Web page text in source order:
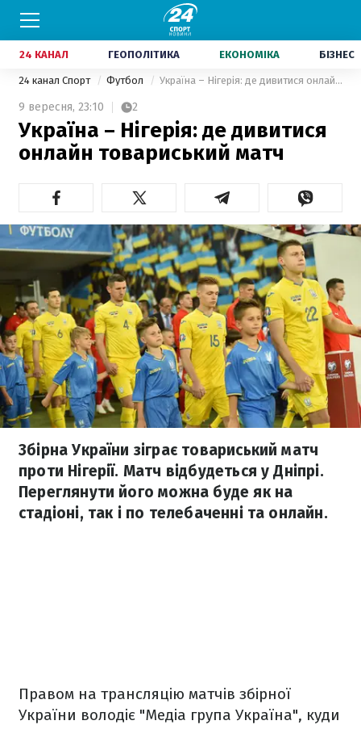
24 КАНАЛ ГЕОПОЛІТИКА ЕКОНОМІКА БІЗНЕС
24 канал Спорт Футбол Україна – Нігерія: де дивитися онлайн товариський матч
9 вересня, 23:10 2
Україна – Нігерія: де дивитися
онлайн товариський матч
Збірна України зіграє товариський матч
проти Нігерії. Матч відбудеться у Дніпрі.
Переглянути його можна буде як на
стадіоні, так і по телебаченні та онлайн.
Правом на трансляцію матчів збірної
України володіє "Медіа група Україна", куди